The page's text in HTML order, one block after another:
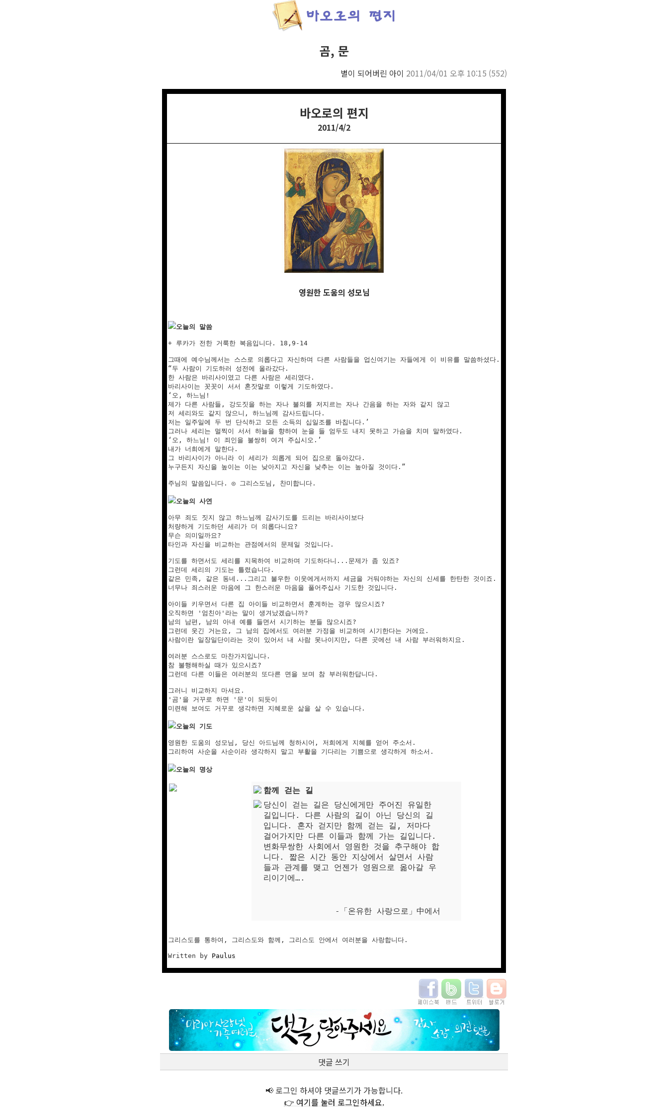
곰, 문
별이 되어버린 아이 2011/04/01 오후 10:15 (552)
바오로의 편지
2011/4/2
영원한 도움의 성모님
오늘의 말씀
+ 루카가 전한 거룩한 복음입니다. 18,9-14
그때에 예수님께서는 스스로 의롭다고 자신하며 다른 사람들을 업신여기는 자들에게 이 비유를 말씀하셨다.
“두 사람이 기도하러 성전에 올라갔다.
한 사람은 바리사이였고 다른 사람은 세리였다.
바리사이는 꼿꼿이 서서 혼잣말로 이렇게 기도하였다.
‘오, 하느님!
제가 다른 사람들, 강도짓을 하는 자나 불의를 저지르는 자나 간음을 하는 자와 같지 않고
저 세리와도 같지 않으니, 하느님께 감사드립니다.
저는 일주일에 두 번 단식하고 모든 소득의 십일조를 바칩니다.’
그러나 세리는 멀찍이 서서 하늘을 향하여 눈을 들 엄두도 내지 못하고 가슴을 치며 말하였다.
‘오, 하느님! 이 죄인을 불쌍히 여겨 주십시오.’
내가 너희에게 말한다.
그 바리사이가 아니라 이 세리가 의롭게 되어 집으로 돌아갔다.
누구든지 자신을 높이는 이는 낮아지고 자신을 낮추는 이는 높아질 것이다.”
주님의 말씀입니다. ◎ 그리스도님, 찬미합니다.
오늘의 사연
아무 죄도 짓지 않고 하느님께 감사기도를 드리는 바리사이보다
처량하게 기도하던 세리가 더 의롭다니요?
무슨 의미일까요?
타인과 자신을 비교하는 관점에서의 문제일 것입니다.
기도를 하면서도 세리를 지목하여 비교하며 기도하다니...문제가 좀 있죠?
그런데 세리의 기도는 틀렸습니다.
같은 민족, 같은 동네...그리고 불우한 이웃에게서까지 세금을 거둬야하는 자신의 신세를 한탄한 것이죠.
너무나 죄스러운 마음에 그 한스러운 마음을 풀어주십사 기도한 것입니다.
아이들 키우면서 다른 집 아이들 비교하면서 훈계하는 경우 많으시죠?
오직하면 '엄친아'라는 말이 생겨났겠습니까?
남의 남편, 남의 아내 예를 들면서 시기하는 분들 많으시죠?
그런데 웃긴 거는요, 그 남의 집에서도 여러분 가정을 비교하며 시기한다는 거에요.
사람이란 일장일단이라는 것이 있어서 내 사람 못나이지만, 다른 곳에선 내 사람 부러워하지요.
여러분 스스로도 마찬가지입니다.
참 불행해하실 때가 있으시죠?
그런데 다른 이들은 여러분의 또다른 면을 보며 참 부러워한답니다.
그러니 비교하지 마셔요.
'곰'을 거꾸로 하면 '문'이 되듯이
미련해 보여도 거꾸로 생각하면 지혜로운 삶을 살 수 있습니다.
오늘의 기도
영원한 도움의 성모님, 당신 아드님께 청하시어, 저희에게 지혜를 얻어 주소서.
그리하여 사순을 사순이라 생각하지 말고 부활을 기다리는 기쁨으로 생각하게 하소서.
오늘의 명상
함께 걷는 길
당신이 걷는 길은 당신에게만 주어진 유일한
길입니다. 다른 사람의 길이 아닌 당신의 길
입니다. 혼자 걷지만 함께 걷는 길, 저마다
걸어가지만 다른 이들과 함께 가는 길입니다.
변화무쌍한 사회에서 영원한 것을 추구해야 합
니다. 짧은 시간 동안 지상에서 살면서 사람
들과 관계를 맺고 언젠가 영원으로 옮아갈 우
리이기에….
-「온유한 사랑으로」中에서
그리스도를 통하여, 그리스도와 함께, 그리스도 안에서 여러분을 사랑합니다.
Written by Paulus
댓글 쓰기
📢 로그인 하셔야 댓글쓰기가 가능합니다.
👉 여기를 눌러 로그인하세요.